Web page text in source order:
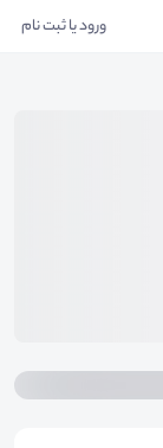
ورود یا ثبت نام